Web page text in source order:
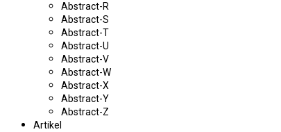
Abstract-R
Abstract-S
Abstract-T
Abstract-U
Abstract-V
Abstract-W
Abstract-X
Abstract-Y
Abstract-Z
Artikel